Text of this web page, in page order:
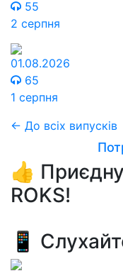
55
2 серпня
01.08.2026
65
1 серпня
← До всіх випусків
👍
ROKS!
📱